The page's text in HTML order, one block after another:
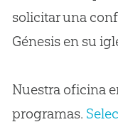
solicitar una
Génesis en su
Nuestra oficina
programas.